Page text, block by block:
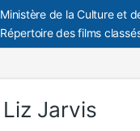
Ministère de la Culture et
Répertoire des films
Liz Jarvis